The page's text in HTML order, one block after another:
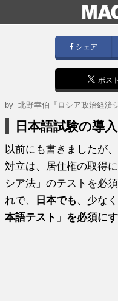
シェア
ポスト
by北野幸伯『ロシア政治経済
日本語試験の導
以前にも書きましたが
対立は、居住権の取得
シア法」のテストを必
れで、
日本でも 、少な
本語テスト 」 を必須に